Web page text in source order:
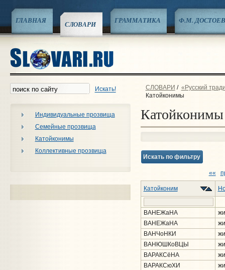
ГЛАВНАЯ СЛОВАРИ ГРАММАТИКА Ф.М.
Искать!
Индивидуальные прозвища
Семейные прозвища
Катойконимы
Коллективные прозвища
СЛОВАРИ / «Русский
Катойконимы
Катойконимы
Искать по фильтру
««
Катойконим
ВАНЕЖаНА
ВАНЕЖаНА
ВАНЧоНКИ
ВАНЮШКоВЦЫ
ВАРАКСёНА
ВАРАКСюХИ